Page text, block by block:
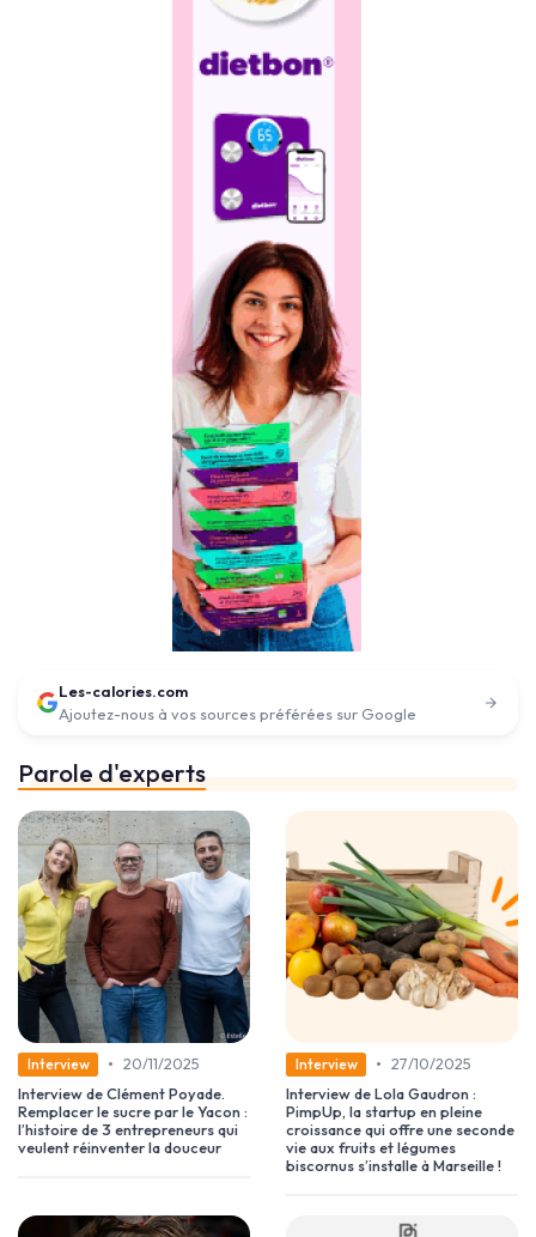
Les-calories.com
Ajoutez-nous à vos sources préférées sur Google
Parole d'experts
Interview • 20/11/2025
Interview de Clément Poyade.
Remplacer le sucre par le Yacon :
l’histoire de 3 entrepreneurs qui
veulent réinventer la douceur
Interview • 27/10/2025
Interview de Lola Gaudron :
PimpUp, la startup en pleine
croissance qui offre une seconde
vie aux fruits et légumes
biscornus s’installe à Marseille !